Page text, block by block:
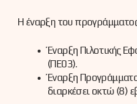
Η έναρξη του
Έναρξη Πιλοτικής
(ΠΕ03).
Έναρξη
διαρκέσει οκτώ (8)